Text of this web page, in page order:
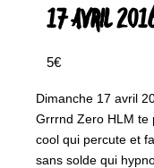
17 AVRIL
5€
Dimanche 17 avril
Grrrnd Zero HLM te
cool qui percute et
sans solde qui